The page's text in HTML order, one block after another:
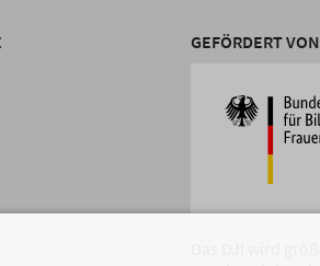
GEFÖRDERT VON